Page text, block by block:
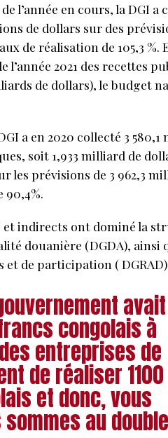
l’année en cours, la DGI a
de dollars sur des
de réalisation de 105,3 %.
2021 des recettes
de dollars), le budget
a en 2020 collecté 3
soit 1,933 milliard de
les prévisions de 3 962,3
90,4%.
et indirects ont dominé la
douanière (DGDA), ainsi
de participation (
avait
congolais à
entreprises de
de réaliser 1100
et donc, vous
au